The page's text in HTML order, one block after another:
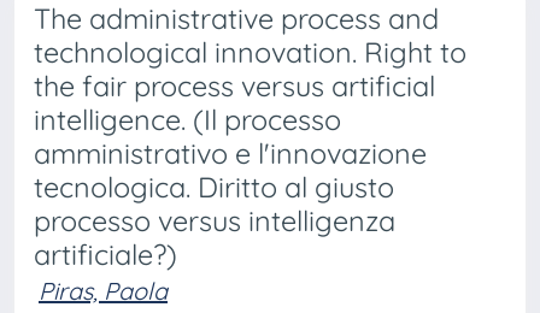
The administrative process and
technological innovation. Right to
the fair process versus artificial
intelligence. (Il processo
amministrativo e l'innovazione
tecnologica. Diritto al giusto
processo versus intelligenza
artificiale?)
Piras, Paola